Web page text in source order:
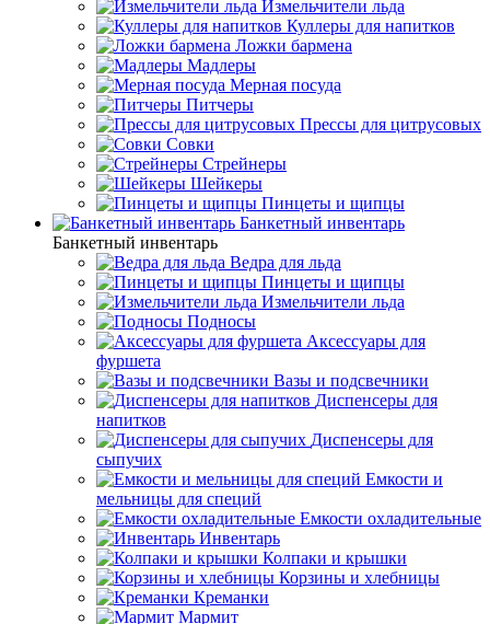
Измельчители льда
Куллеры для напитков
Ложки бармена
Мадлеры
Мерная посуда
Питчеры
Прессы для цитрусовых
Совки
Стрейнеры
Шейкеры
Пинцеты и щипцы
Банкетный инвентарь
Банкетный инвентарь
Ведра для льда
Пинцеты и щипцы
Измельчители льда
Подносы
Аксессуары для
фуршета
Вазы и подсвечники
Диспенсеры для
напитков
Диспенсеры для
сыпучих
Емкости и
мельницы для специй
Емкости охладительные
Инвентарь
Колпаки и крышки
Корзины и хлебницы
Креманки
Мармит